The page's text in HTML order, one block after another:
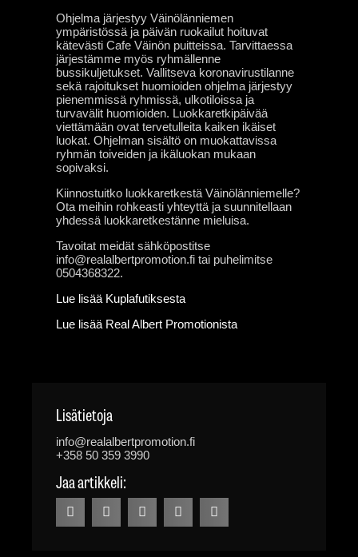
Ohjelma järjestyy Väinölänniemen
ympäristössä ja päivän ruokailut hoituvat
kätevästi Cafe Väinön puitteissa. Tarvittaessa
järjestämme myös ryhmällenne
bussikuljetukset. Vallitseva koronavirustilanne
sekä rajoitukset huomioiden ohjelma järjestyy
pienemmissä ryhmissä, ulkotiloissa ja
turvavälit huomioiden. Luokkaretkipäivää
viettämään ovat tervetulleita kaiken ikäiset
luokat. Ohjelman sisältö on muokattavissa
ryhmän toiveiden ja ikäluokan mukaan
sopivaksi.
Kiinnostuitko luokkaretkestä Väinölänniemelle?
Ota meihin rohkeasti yhteyttä ja suunnitellaan
yhdessä luokkaretkestänne mieluisa.
Tavoitat meidät sähköpostitse
info@realalbertpromotion.fi tai puhelimitse
0504368322.
Lue lisää Kuplafutiksesta
Lue lisää Real Albert Promotionista
Lisätietoja
info@realalbertpromotion.fi
+358 50 359 3990
Jaa artikkeli: